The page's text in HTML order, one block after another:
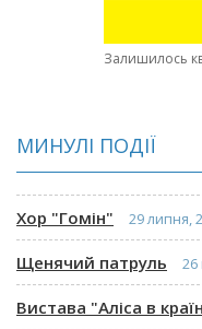
Залишилось
МИНУЛІ ПОДІЇ
Хор "Гомін" 29 липня,
Щенячий патруль 26
Вистава "Аліса в